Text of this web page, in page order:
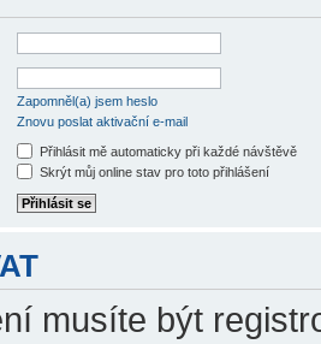
Zapomněl(a) jsem heslo
Znovu poslat aktivační e-mail
Přihlásit mě automaticky při každé návštěvě
Skrýt můj online stav pro toto přihlášení
musíte být